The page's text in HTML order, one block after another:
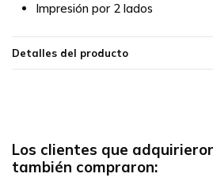
Impresión por 2 lados
Detalles del producto
Los clientes que
también compraron: